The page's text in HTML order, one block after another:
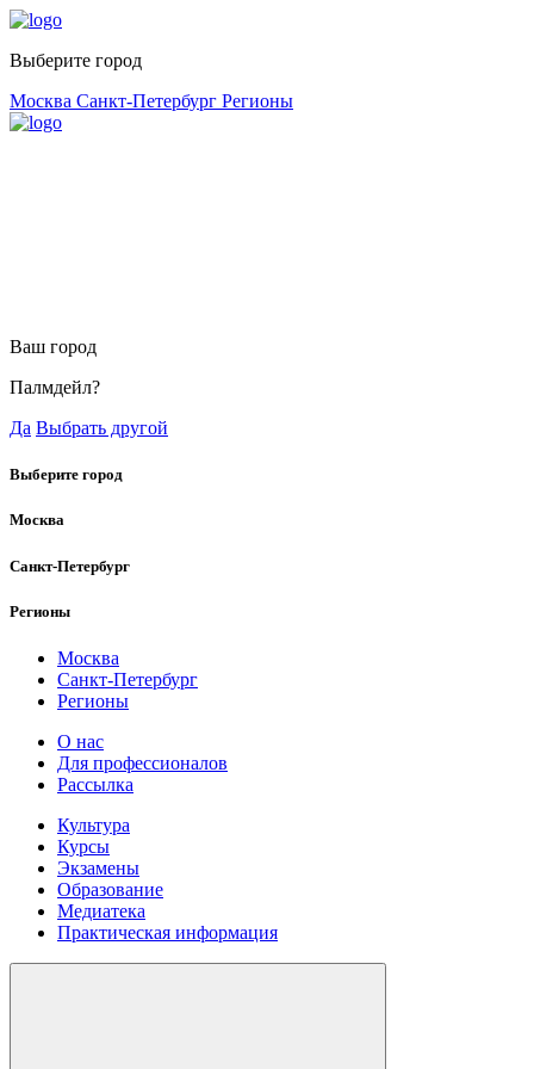
Выберите город
Москва Санкт-Петербург Регионы
Ваш город
Палмдейл?
Да Выбрать другой
Выберите город
Москва
Санкт-Петербург
Регионы
Москва
Санкт-Петербург
Регионы
О нас
Для профессионалов
Рассылка
Культура
Курсы
Экзамены
Образование
Медиатека
Практическая информация